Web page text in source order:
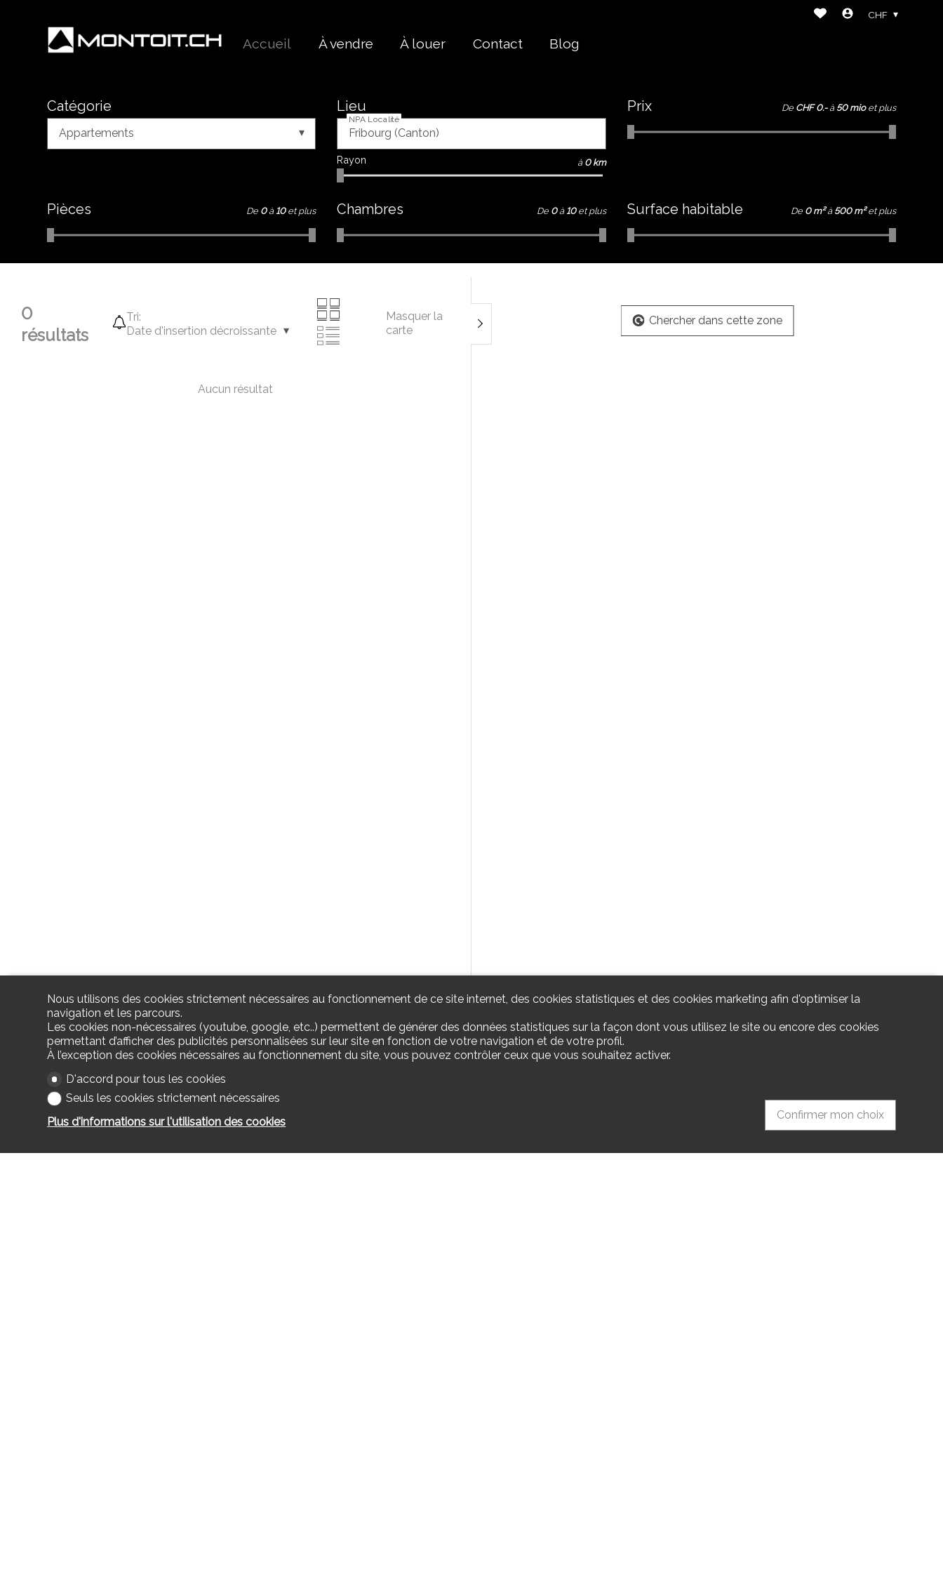
Accueil À vendre À louer Contact Blog
CHF
Catégorie
Appartements
Lieu
NPA Localité
Rayon à 0 km
Prix De CHF 0.- à 50 mio et plus
Pièces De 0 à 10 et plus Chambres De 0 à 10 et plus Surface habitable De 0 m² à 500 m² et plus
0
résultats
Tri:
Date d'insertion décroissante
Masquer la
carte
Aucun résultat
Chercher dans cette zone
Nous utilisons des cookies strictement nécessaires au fonctionnement de ce site internet, des cookies statistiques et des cookies marketing afin d'optimiser la
navigation et les parcours.
Les cookies non-nécessaires (youtube, google, etc..) permettent de générer des données statistiques sur la façon dont vous utilisez le site ou encore des cookies
permettant d’afficher des publicités personnalisées sur leur site en fonction de votre navigation et de votre profil.
À l’exception des cookies nécessaires au fonctionnement du site, vous pouvez contrôler ceux que vous souhaitez activer.
D'accord pour tous les cookies
Seuls les cookies strictement nécessaires
Plus d'informations sur l'utilisation des cookies
Confirmer mon choix